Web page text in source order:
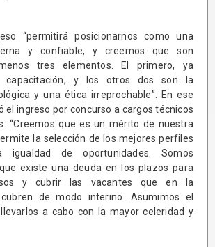
“permitirá posicionarnos como una
y confiable, y creemos que son
tres elementos. El primero, ya
capacitación, y los otros dos son la
y una ética irreprochable”. En ese
el ingreso por concurso a cargos técnicos
“Creemos que es un mérito de nuestra
la selección de los mejores perfiles
de oportunidades. Somos
existe una deuda en los plazos para
y cubrir las vacantes que en la
de modo interino. Asumimos el
a cabo con la mayor celeridad y